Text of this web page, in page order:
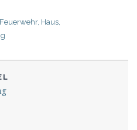
Feuerwehr, Haus